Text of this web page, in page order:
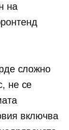
на
сложно
не се
включва